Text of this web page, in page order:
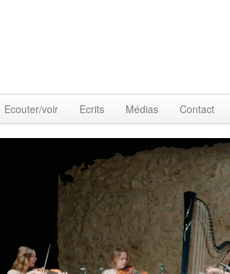
Ecouter/voir Ecrits Médias Contact